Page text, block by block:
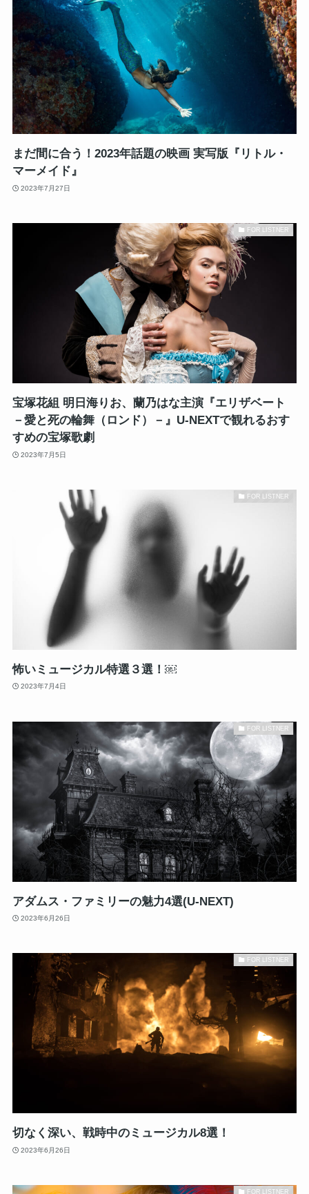
まだ間に合う！2023年話題の映画 実写版『リトル・
マーメイド』
2023年7月27日
FOR LISTNER
宝塚花組 明日海りお、蘭乃はな主演『エリザベート
－愛と死の輪舞（ロンド）－』U-NEXTで観れるおす
すめの宝塚歌劇
2023年7月5日
FOR LISTNER
怖いミュージカル特選３選！￼
2023年7月4日
FOR LISTNER
アダムス・ファミリーの魅力4選(U-NEXT)
2023年6月26日
FOR LISTNER
切なく深い、戦時中のミュージカル8選！
2023年6月26日
FOR LISTNER